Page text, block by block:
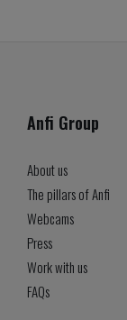
Anfi Group
About us
The pillars of Anfi
Webcams
Press
Work with us
FAQs